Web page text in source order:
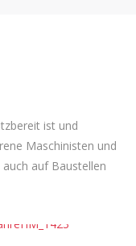
ist und
Maschinisten und
auf Baustellen